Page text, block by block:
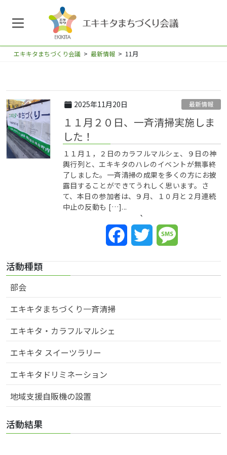
エキキタまちづくり会議 > 最新情報 > 11月
2025年11月20日 最新情報
１１月２０日、一斉清掃実施しま
した！
１１月１，２日のカラフルマルシェ、９日の神
輿行列と、エキキタのハレのイベントが無事終
了しました。一斉清掃の成果を多くの方にお披
露目することができてうれしく思います。さ
て、本日の参加者は、９月、１０月と２月連続
中止の反動も […]...
`
FacebookTwitter
活動種類
部会
エキキタまちづくり一斉清掃
エキキタ・カラフルマルシェ
エキキタ スイーツラリー
エキキタドリミネーション
地域支援自販機の設置
活動結果